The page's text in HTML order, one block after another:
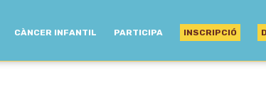
CÀNCER INFANTIL PARTICIPA INSCRIPCIÓ